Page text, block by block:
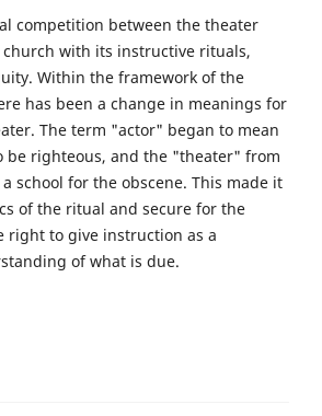
competition between the theater
with its instructive rituals,
Within the framework of the
has been a change in meanings for
The term "actor" began to mean
righteous, and the "theater" from
school for the obscene. This made it
of the ritual and secure for the
right to give instruction as a
of what is due.